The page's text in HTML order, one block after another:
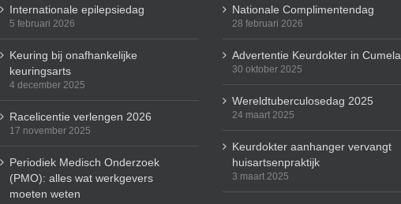
Internationale epilepsiedag
5 februari 2026
Keuring bij onafhankelijke
keuringsarts
4 december 2025
Racelicentie verlengen 2026
17 november 2025
Periodiek Medisch Onderzoek
(PMO): alles wat werkgevers
moeten weten
Nationale Complimentendag
28 februari 2026
Advertentie Keurdokter in Cumela
30 oktober 2025
Wereldtuberculosedag 2025
24 maart 2025
Keurdokter aanhanger vervangt
huisartsenpraktijk
3 maart 2025